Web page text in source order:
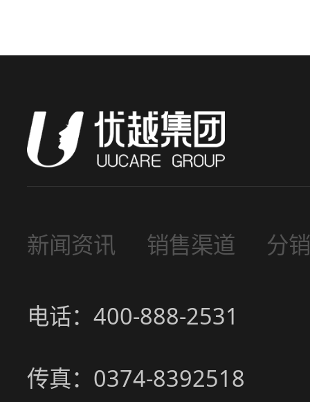
新闻资讯 销售渠道 分
电话：400-888-2531
传真：0374-8392518